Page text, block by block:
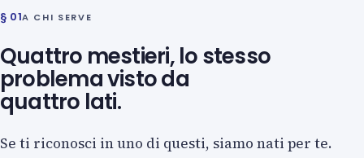
§ 01A CHI SERVE
Quattro mestieri, lo stesso
problema visto da
quattro lati.
Se ti riconosci in uno di questi, siamo nati per te.